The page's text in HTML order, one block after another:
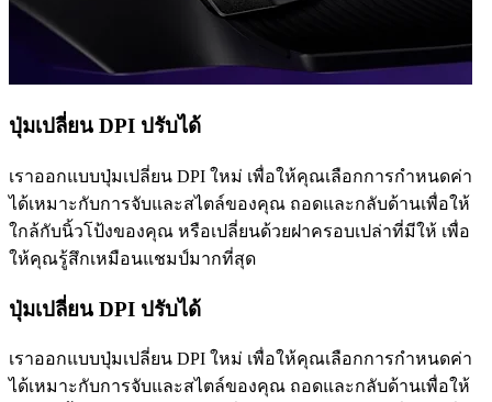
ปุ่มเปลี่ยน DPI ปรับได้
เราออกแบบปุ่มเปลี่ยน DPI ใหม่ เพื่อให้คุณเลือกการกำหนดค่า
ได้เหมาะกับการจับและสไตล์ของคุณ ถอดและกลับด้านเพื่อให้
ใกล้กับนิ้วโป้งของคุณ หรือเปลี่ยนด้วยฝาครอบเปล่าที่มีให้ เพื่อ
ให้คุณรู้สึกเหมือนแชมป์มากที่สุด
ปุ่มเปลี่ยน DPI ปรับได้
เราออกแบบปุ่มเปลี่ยน DPI ใหม่ เพื่อให้คุณเลือกการกำหนดค่า
ได้เหมาะกับการจับและสไตล์ของคุณ ถอดและกลับด้านเพื่อให้